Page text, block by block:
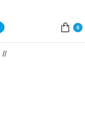
0
/